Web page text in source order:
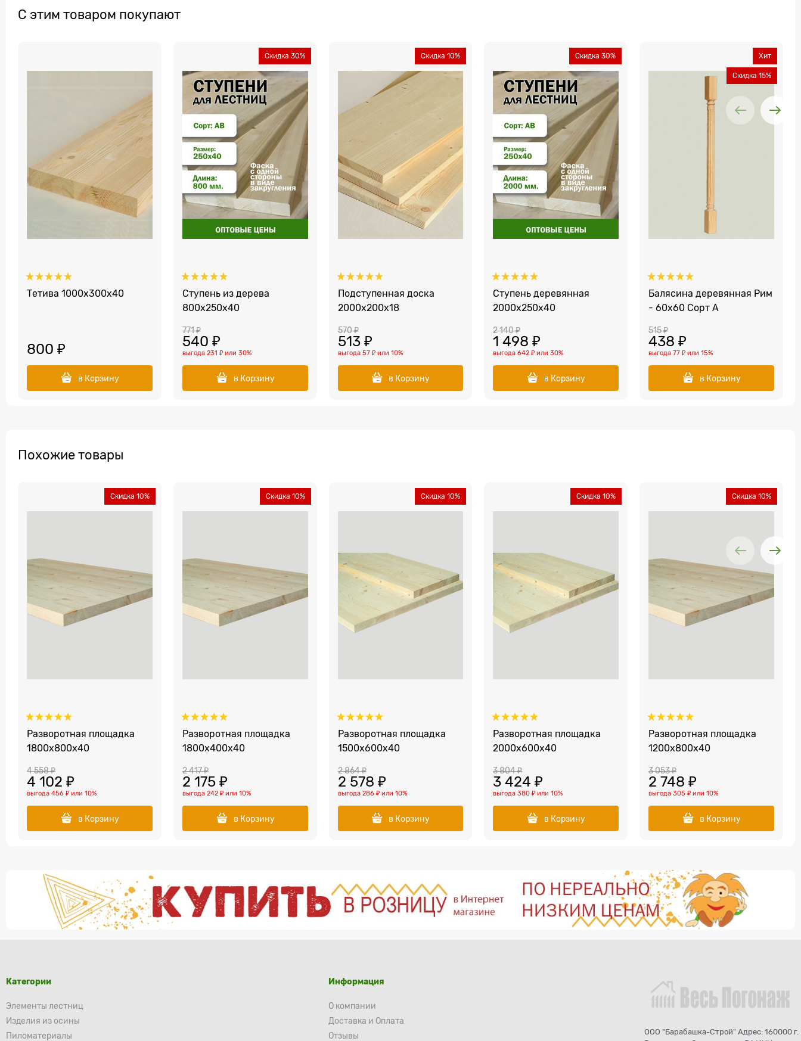
С этим товаром покупают
Тетива 1000x300x40
800 ₽
в Корзину
Ступень из дерева
800x250x40
Скидка 30%
771 ₽
540 ₽
выгода 231 ₽или 30%
в Корзину
Подступенная доска
2000x200x18
Скидка 10%
570 ₽
513 ₽
выгода 57 ₽или 10%
в Корзину
Ступень деревянная
2000x250x40
Скидка 30%
2 140 ₽
1 498 ₽
выгода642 ₽ или30%
в Корзину
Балясина деревянная Рим
- 60x60 Сорт A
Хит
Скидка 15%
515 ₽
438 ₽
выгода77 ₽ или15%
в Корзину
Похожие товары
Разворотная площадка
1800х800х40
Скидка 10%
4 558 ₽
4 102 ₽
выгода 456 ₽ или 10%
в Корзину
Разворотная площадка
1800х400х40
Скидка 10%
2 417 ₽
2 175 ₽
выгода 242 ₽или 10%
в Корзину
Разворотная площадка
1500х600х40
Скидка 10%
2 864 ₽
2 578 ₽
выгода 286 ₽или 10%
в Корзину
Разворотная площадка
2000х600х40
Скидка 10%
3 804 ₽
3 424 ₽
выгода380 ₽ или10%
в Корзину
Разворотная площадка
1200х800х40
Скидка 10%
3 053 ₽
2 748 ₽
выгода305 ₽ или10%
в Корзину
Категории
Элементы лестниц
Изделия из осины
Пиломатериалы
Информация
О компании
Доставка и Оплата
Отзывы
ООО "Барабашка-Строй" Адрес: 160000 г.